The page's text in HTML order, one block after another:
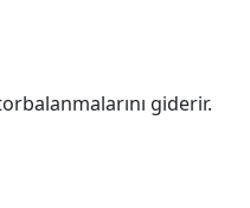
giderir.